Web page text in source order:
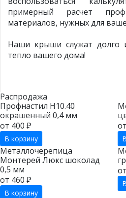
примерный расчет
материалов, нужных для
Наши крыши служат долго
тепло вашего дома!
Распродажа
Профнастил Н10.40
окрашенный 0,4 мм
от 400 ₽
В корзину
Металлочерепица
Монтерей Люкс шоколад
0,5 мм
от 460 ₽
В корзину